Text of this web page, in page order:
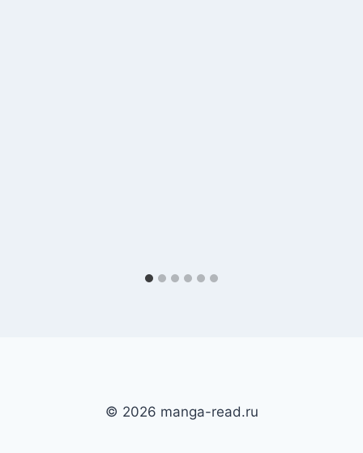
© 2026 manga-read.ru